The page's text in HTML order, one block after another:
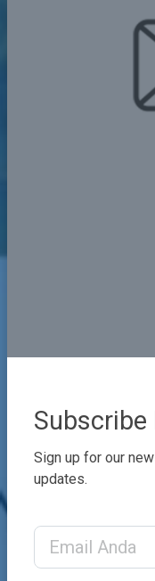
Subscribe
Sign up for our
updates.
Email Address